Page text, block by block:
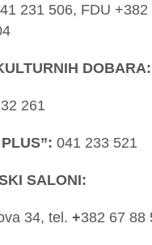
231 506, FDU
261
041 233 521
SALONI:
34, tel. +382 67 88